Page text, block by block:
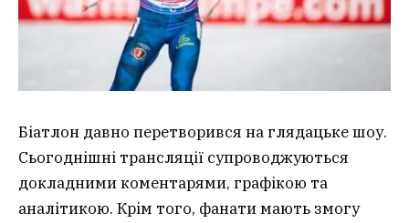
Біатлон давно перетворився на глядацьке шоу.
Сьогоднішні трансляції супроводжуються
докладними коментарями, графікою та
аналітикою. Крім того, фанати мають змогу